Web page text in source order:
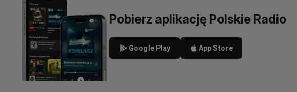
Pobierz aplikację Polskie Radio
Google Play App Store